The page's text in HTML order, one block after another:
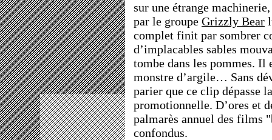
sur une étrange
par le groupe Grizzly Bear
complet finit par sombrer
d’implacables sables
tombe dans les pommes. Il
monstre d’argile… Sans
parier que ce clip dépasse
promotionnelle. D’ores et
palmarès annuel des films
confondus.